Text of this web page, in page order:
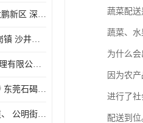
深圳宝安区 深圳大鹏新区 深圳特别合作区
长安镇 虎门镇 松岗镇 沙井镇 公明镇 莞城街道 南城街道 东城街道 万江街道 石碣镇 石龙镇 茶山镇 石排镇 企石镇 横沥镇
东莞市康隆膳食管理有限公司 长安蔬菜配送 虎门蔬菜配送 大岭山蔬菜配送
东莞中堂 东莞高埗 东莞石碣 东莞望牛墩 东莞洪梅 东莞道滘 东莞石龙镇 东莞石排镇
光明区： 光明街道、 公明街道、 新湖街道、 凤凰街道、 玉塘街道、 马田街道
蔬菜配
蔬菜、
为什么会
因为农
进行了
配送到位